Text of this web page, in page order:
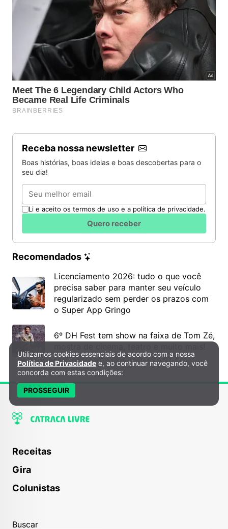
Receba nossa newsletter
Boas histórias, boas ideias e boas descobertas para o
seu dia!
Email
Li e aceito os termos de uso e a política de privacidade.
Quero receber
Recomendados
Licenciamento 2026: tudo o que você
precisa saber para manter seu veículo
regularizado sem perder os prazos com
o Super App Gringo
6º DH Fest tem show na faixa de Tom Zé,
Receitas
Gira
Colunistas
Buscar
Política de Privacidade e Cookies
Utilizamos cookies essenciais de acordo com a nossa
Política de Privacidade e, ao continuar navegando, você
concorda com estas condições:
PROSSEGUIR